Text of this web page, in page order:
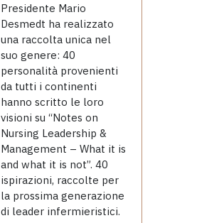
Presidente Mario
Desmedt ha realizzato
una raccolta unica nel
suo genere: 40
personalità provenienti
da tutti i continenti
hanno scritto le loro
visioni su “Notes on
Nursing Leadership &
Management – What it is
and what it is not”. 40
ispirazioni, raccolte per
la prossima generazione
di leader infermieristici.